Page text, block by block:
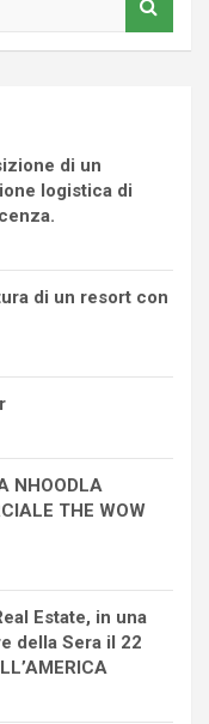
di un
logistica di
di un resort con
NHOODLA
THE WOW
Estate, in una
della Sera il 22